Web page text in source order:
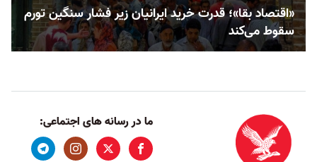
«اقتصاد بقا»؛ قدرت خرید ایرانیان زیر فشار سنگین تورم
سقوط می‌کند
ما در رسانه های اجتماعی: